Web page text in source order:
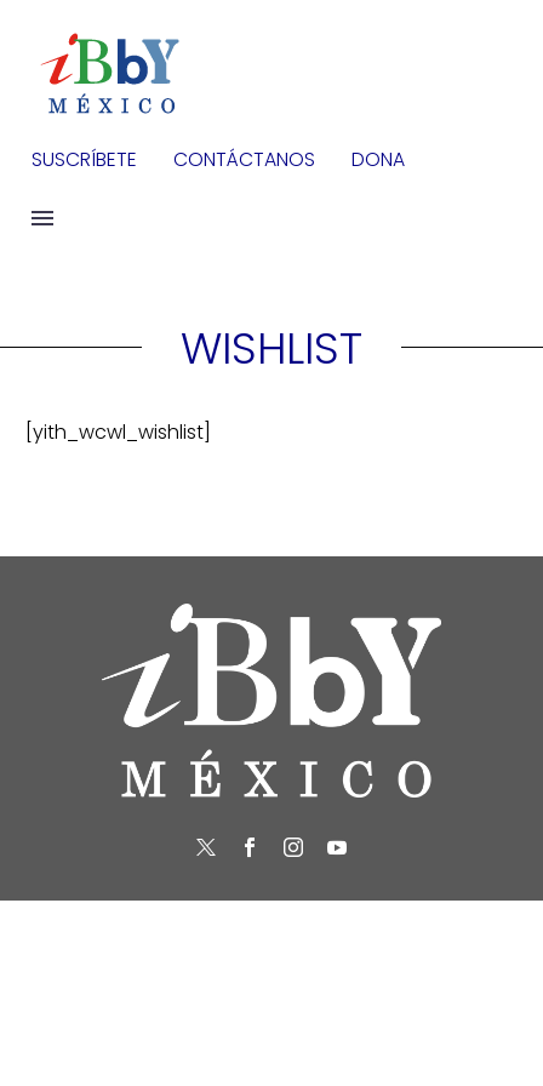
SUSCRÍBETE CONTÁCTANOS DONA
WISHLIST
[yith_wcwl_wishlist]